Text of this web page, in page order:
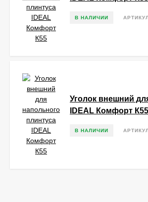
В НАЛИЧИИ
Уголок внешний
IDEAL Комфорт К55
В НАЛИЧИИ